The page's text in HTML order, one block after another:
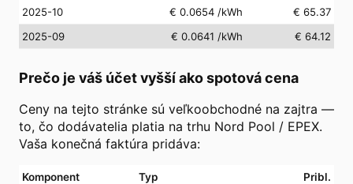
2025-10
€ 0.0654 /kWh
€ 65.37
2025-09
€ 0.0641 /kWh € 64.12
Prečo je váš účet vyšší ako spotová cena
Ceny na tejto stránke sú veľkoobchodné na zajtra —
to, čo dodávatelia platia na trhu Nord Pool / EPEX.
Vaša konečná faktúra pridáva:
Komponent Typ Pribl.